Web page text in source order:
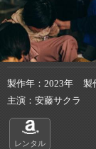
製作年 2023年 製
主演
安藤サクラ
レンタル